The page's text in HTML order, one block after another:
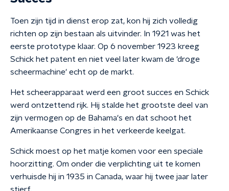
Toen zijn tijd in dienst erop zat, kon hij zich volledig
richten op zijn bestaan als uitvinder. In 1921 was het
eerste prototype klaar. Op 6 november 1923 kreeg
Schick het patent en niet veel later kwam de 'droge
scheermachine' echt op de markt.
Het scheerapparaat werd een groot succes en Schick
werd ontzettend rijk. Hij stalde het grootste deel van
zijn vermogen op de Bahama's en dat schoot het
Amerikaanse Congres in het verkeerde keelgat.
Schick moest op het matje komen voor een speciale
hoorzitting. Om onder die verplichting uit te komen
verhuisde hij in 1935 in Canada, waar hij twee jaar later